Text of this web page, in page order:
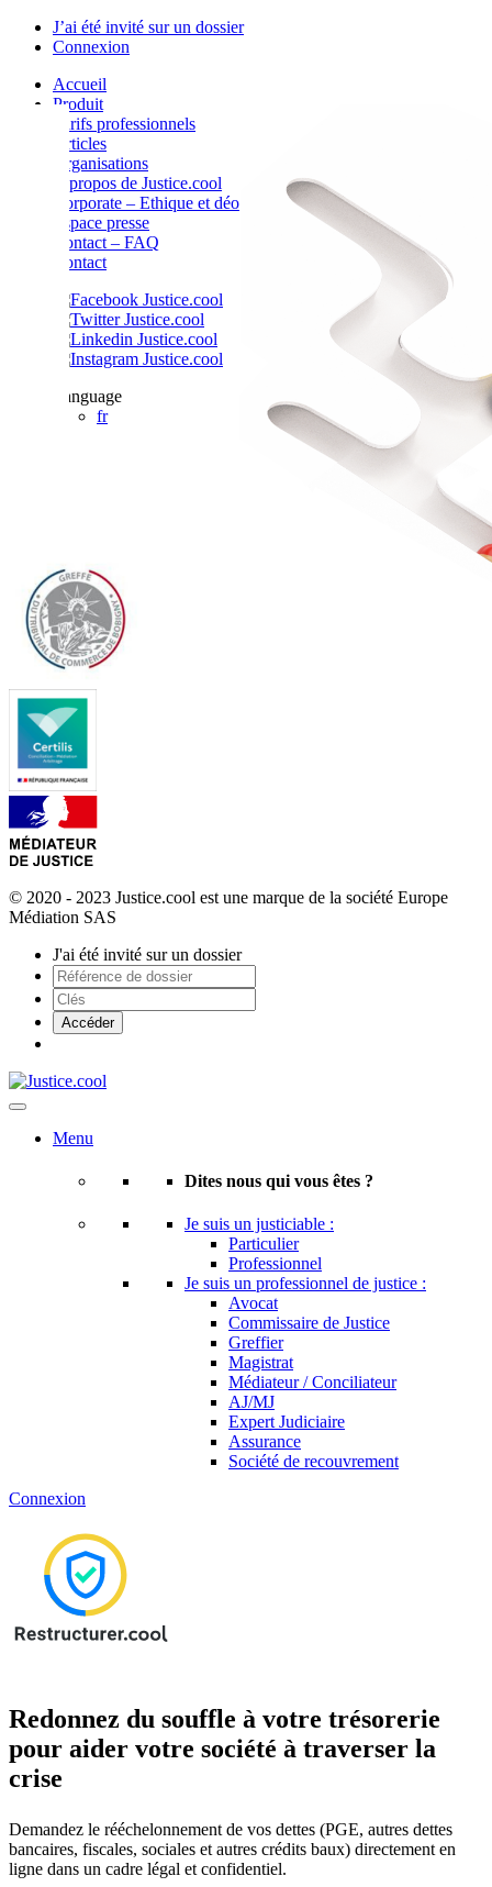
J’ai été invité sur un dossier
Connexion
Accueil
Produit
Tarifs professionnels
Articles
Organisations
A propos de Justice.cool
Corporate – Ethique et déontologie
Espace presse
Contact – FAQ
Contact
Language
fr
© 2020 - 2023 Justice.cool est une marque de la société Europe
Médiation SAS
J'ai été invité sur un dossier
Menu
Dites nous qui vous êtes ?
Je suis un justiciable :
Particulier
Professionnel
Je suis un professionnel de justice :
Avocat
Commissaire de Justice
Greffier
Magistrat
Médiateur / Conciliateur
AJ/MJ
Expert Judiciaire
Assurance
Société de recouvrement
Connexion
Redonnez du souffle à votre trésorerie
pour aider votre société à traverser la
crise
Demandez le rééchelonnement de vos dettes (PGE, autres dettes
bancaires, fiscales, sociales et autres crédits baux) directement en
ligne dans un cadre légal et confidentiel.